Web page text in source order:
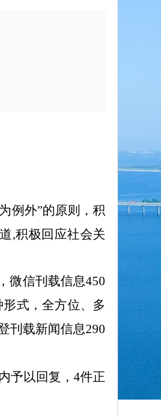
例外”的原则，积
,积极回应社会关
微信刊载信息450
式，全方位、多
刊载新闻信息290
予以回复，4件正